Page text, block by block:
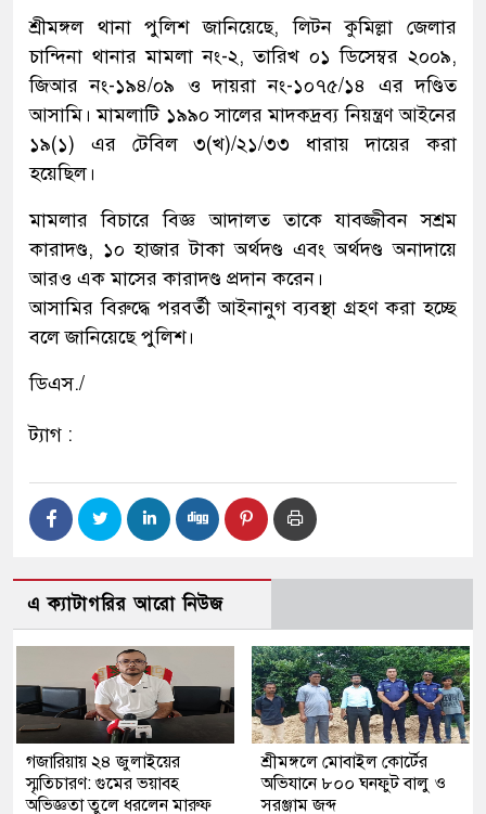
শ্রীমঙ্গল থানা পুলিশ জানিয়েছে, লিটন কুমিল্লা জেলার
চান্দিনা থানার মামলা নং-২, তারিখ ০১ ডিসেম্বর ২০০৯,
জিআর নং-১৯৪/০৯ ও দায়রা নং-১০৭৫/১৪ এর দণ্ডিত
আসামি। মামলাটি ১৯৯০ সালের মাদকদ্রব্য নিয়ন্ত্রণ আইনের
১৯(১) এর টেবিল ৩(খ)/২১/৩৩ ধারায় দায়ের করা
হয়েছিল।
মামলার বিচারে বিজ্ঞ আদালত তাকে যাবজ্জীবন সশ্রম
কারাদণ্ড, ১০ হাজার টাকা অর্থদণ্ড এবং অর্থদণ্ড অনাদায়ে
আরও এক মাসের কারাদণ্ড প্রদান করেন।
আসামির বিরুদ্ধে পরবর্তী আইনানুগ ব্যবস্থা গ্রহণ করা হচ্ছে
বলে জানিয়েছে পুলিশ।
ডিএস./
ট্যাগ :
এ ক্যাটাগরির আরো নিউজ
গজারিয়ায় ২৪ জুলাইয়ের
স্মৃতিচারণ: গুমের ভয়াবহ
অভিজ্ঞতা তুলে ধরলেন মারুফ
শ্রীমঙ্গলে মোবাইল কোর্টের
অভিযানে ৮০০ ঘনফুট বালু ও
সরঞ্জাম জব্দ